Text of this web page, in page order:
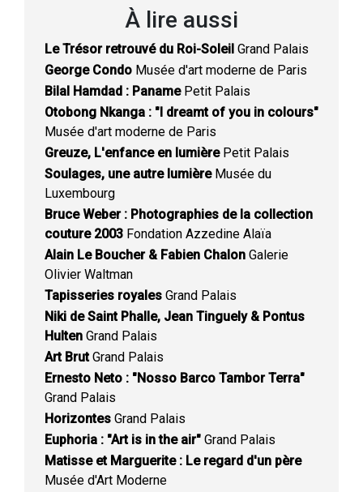
À lire aussi
Le Trésor retrouvé du Roi-Soleil Grand Palais
George Condo Musée d'art moderne de Paris
Bilal Hamdad : PanamePetit Palais
Otobong Nkanga : "I dreamt of you in colours"
Musée d'art moderne de Paris
Greuze, L'enfance en lumièrePetit Palais
Soulages, une autre lumièreMusée du
Luxembourg
Bruce Weber : Photographies de la collection
couture 2003 Fondation Azzedine Alaïa
Alain Le Boucher & Fabien Chalon Galerie
Olivier Waltman
Tapisseries royales Grand Palais
Niki de Saint Phalle, Jean Tinguely & Pontus
Hulten Grand Palais
Art BrutGrand Palais
Ernesto Neto : "Nosso Barco Tambor Terra"
Grand Palais
Horizontes Grand Palais
Euphoria : "Art is in the air" Grand Palais
Matisse et Marguerite : Le regard d'un père
Musée d'Art Moderne